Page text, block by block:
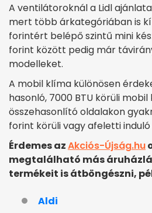
A ventilátoroknál a Lidl
mert több árkategóriában is
forintért belépő szintű mini
forint között pedig már
modelleket.
A mobil klíma különösen
hasonló, 7000 BTU körüli
összehasonlító oldalakon
forint körüli vagy afeletti
Érdemes azAkciós-Újság.hu
megtalálható más
termékeit is átböngészni,
Aldi